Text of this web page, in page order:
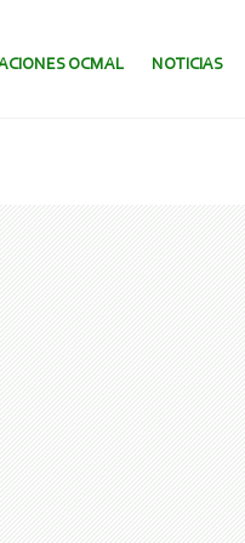
OCMAL NOTICIAS